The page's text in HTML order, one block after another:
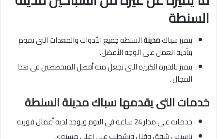
السنطة
يتميز سباكمدينةالسنطة جميع الأدوات والمعدات التى تقوم
بتأدية العمل على الوجه الأفضل.
يتميز بالخبره الكبيره التى تجعل منه أفضل المتخصصين فى هذا
المجال .
خدمات التى يقدمها سباك مدينة السنطة
خدماته على مدار 24 ساعه فى اليوم ويوجد لديه أعمال فوريه